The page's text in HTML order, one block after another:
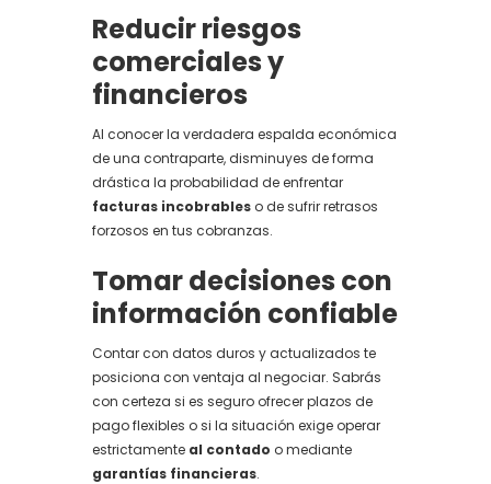
Reducir riesgos
comerciales y
financieros
Al conocer la verdadera espalda económica
de una contraparte, disminuyes de forma
drástica la probabilidad de enfrentar
facturas incobrables o de sufrir retrasos
forzosos en tus cobranzas.
Tomar decisiones con
información confiable
Contar con datos duros y actualizados te
posiciona con ventaja al negociar. Sabrás
con certeza si es seguro ofrecer plazos de
pago flexibles o si la situación exige operar
estrictamente al contado o mediante
garantías financieras.